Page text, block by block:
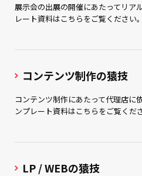
展示会の出展の開催にあたってリア
レート資料はこちらをご覧ください。
コンテンツ制作の猿技
コンテンツ制作にあたって代理店に
ンプレート資料はこちらをご覧くださ
LP / WEBの猿技